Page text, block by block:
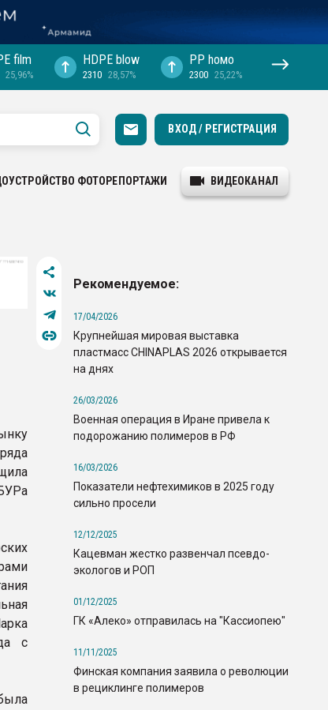
film
25,96%
HDPE blow
2310 28,57%
PP hомо
2300 25,22%
ВХОД / РЕГИСТРАЦИЯ
ФОТОРЕПОРТАЖИ ВИДЕОКАНАЛ
с
Рекомендуемое:
17/04/2026
Крупнейшая мировая выставка
пластмасс CHINAPLAS 2026 открывается
на днях
26/03/2026
Военная операция в Иране привела к
подорожанию полимеров в РФ
16/03/2026
Показатели нефтехимиков в 2025 году
сильно просели
12/12/2025
Кацевман жестко развенчал псевдо-
экологов и РОП
01/12/2025
ГК «Алеко» отправилась на "Кассиопею"
11/11/2025
Финская компания заявила о революции
в рециклинге полимеров